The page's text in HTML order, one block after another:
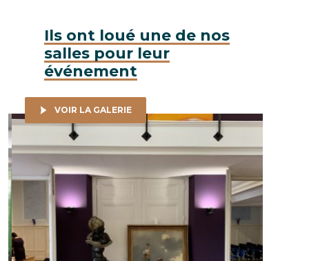
Ils ont loué une de nos
salles pour leur
événement
VOIR LA GALERIE
Engie - Forum de l'Emploi, 27 juin 2019 / CCI Campus © LGa